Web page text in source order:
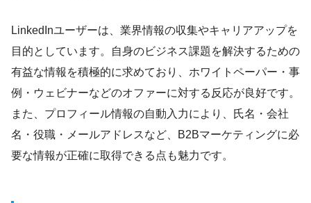
LinkedInユーザーは、業界情報の収集やキャリアアップを
目的としています。自身のビジネス課題を解決するための
有益な情報を積極的に求めており、ホワイトペーパー・事
例・ウェビナーなどのオファーに対する反応が良好です。
また、プロフィール情報の自動入力により、氏名・会社
名・役職・メールアドレスなど、B2Bマーケティングに必
要な情報が正確に取得できる点も魅力です。